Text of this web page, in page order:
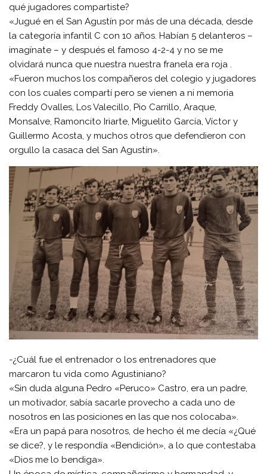
qué jugadores compartiste?
«Jugué en el San Agustín por más de una década, desde
la categoría infantil C con 10 años. Habían 5 delanteros –
imagínate – y después el famoso 4-2-4 y no se me
olvidará nunca que nuestra nuestra franela era roja .
«Fueron muchos los compañeros del colegio y jugadores
con los cuales compartí pero se vienen a ni memoria
Freddy Ovalles, Los Valecillo, Pio Carrillo, Araque,
Monsalve, Ramoncito Iriarte, Miguelito García, Víctor y
Guillermo Acosta, y muchos otros que defendieron con
orgullo la casaca del San Agustín».
-¿Cuál fue el entrenador o los entrenadores que
marcaron tu vida como Agustiniano?
«Sin duda alguna Pedro «Peruco» Castro, era un padre,
un motivador, sabía sacarle provecho a cada uno de
nosotros en las posiciones en las que nos colocaba».
«Era un papá para nosotros, de hecho él me decía «¿Qué
se dice?, y le respondía «Bendición», a lo que contestaba
«Dios me lo bendiga».